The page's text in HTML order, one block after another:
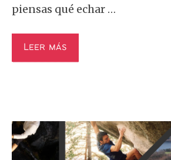
piensas qué echar …
Leer más